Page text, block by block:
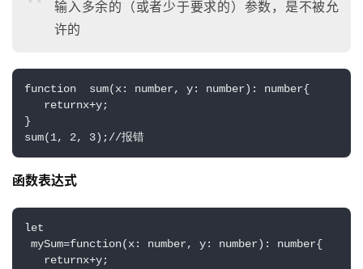
输入多余的（或者少于要求的）参数，是不被允
许的
function  sum(x: number, y: number): number{
returnx+y;
}
sum(1, 2, 3);//报错
函数表达式
let
mySum=function(x: number, y: number): number{
returnx+y;